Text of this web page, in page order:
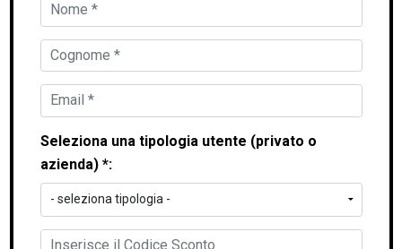
Seleziona una tipologia utente (privato o
azienda) *: